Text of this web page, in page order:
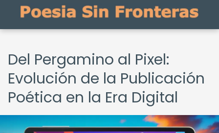
Del Pergamino al Pixel:
Evolución de la Publicación
Poética en la Era Digital